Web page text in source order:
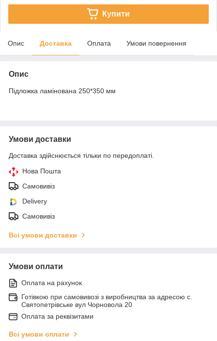
Купити
Опис Доставка Оплата Умови повернення
Опис
Підложка ламінована 250*350 мм
Умови доставки
Доставка здійснюється тільки по передоплаті.
Нова Пошта
Самовивіз
Delivery
Самовивіз
Всі умови доставки
Умови оплати
Оплата на рахунок
Готівкою при самовивозі з виробництва за адресою с.
Святопетрівське вул Чорновола 20
Оплата за реквізитами
Всі умови оплати